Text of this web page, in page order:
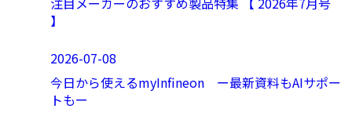
】
2026-07-08
今日から使えるmyInfineon ー最新資料もAIサポー
トもー